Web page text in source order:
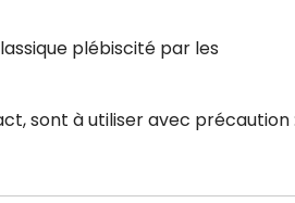
plébiscité par les
sont à utiliser avec précaution